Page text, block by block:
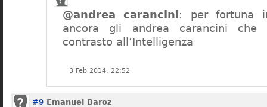
@andrea carancini: per fortuna
ancora gli andrea carancini
contrasto all’Intelligenza
3 Feb 2014, 22:52
#9 Emanuel Baroz